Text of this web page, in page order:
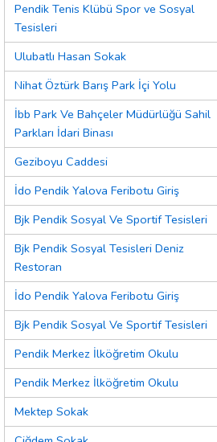
Pendik Tenis Klübü Spor ve Sosyal
Tesisleri
Ulubatlı Hasan Sokak
Nihat Öztürk Barış Park İçi Yolu
İbb Park Ve Bahçeler Müdürlüğü Sahil
Parkları İdari Binası
Geziboyu Caddesi
İdo Pendik Yalova Feribotu Giriş
Bjk Pendik Sosyal Ve Sportif Tesisleri
Bjk Pendik Sosyal Tesisleri Deniz
Restoran
İdo Pendik Yalova Feribotu Giriş
Bjk Pendik Sosyal Ve Sportif Tesisleri
Pendik Merkez İlköğretim Okulu
Pendik Merkez İlköğretim Okulu
Mektep Sokak